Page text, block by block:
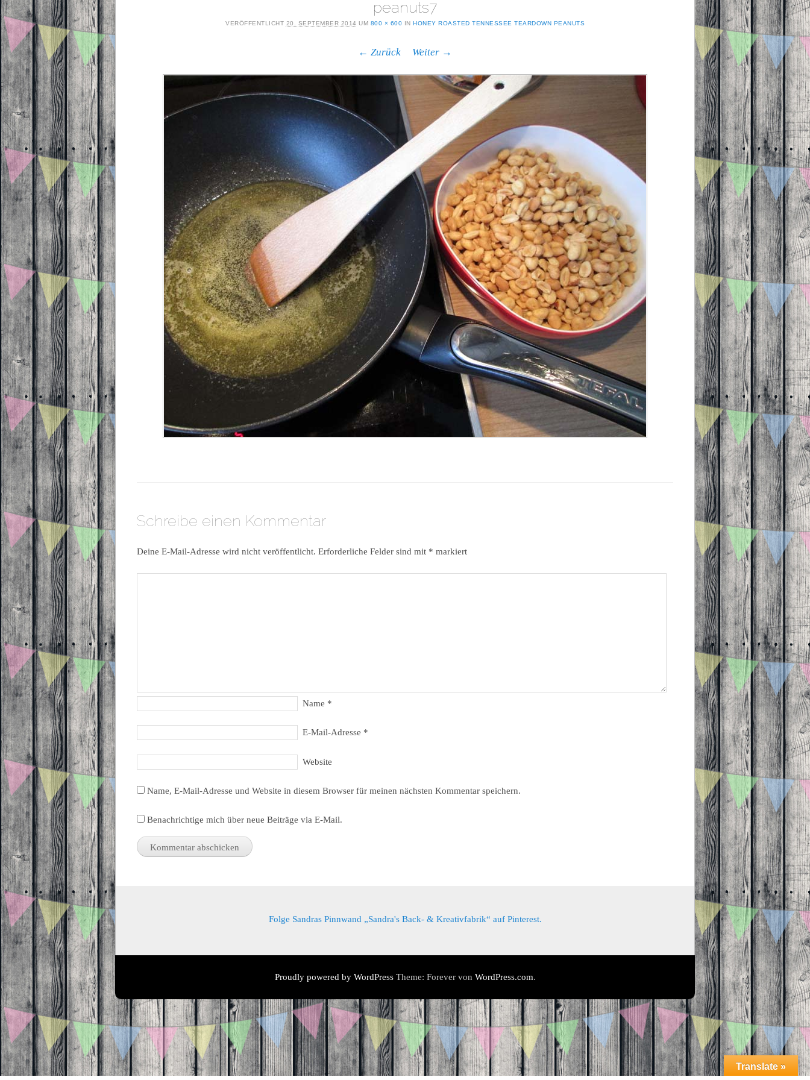
peanuts7
VERÖFFENTLICHT 20. SEPTEMBER 2014 UM 800 × 600 IN HONEY ROASTED TENNESSEE TEARDOWN PEANUTS
← Zurück Weiter →
Schreibe einen Kommentar
Deine E-Mail-Adresse wird nicht veröffentlicht. Erforderliche Felder sind mit * markiert
Name *
E-Mail-Adresse *
Website
Name, E-Mail-Adresse und Website in diesem Browser für meinen nächsten Kommentar speichern.
Benachrichtige mich über neue Beiträge via E-Mail.
Folge Sandras Pinnwand „Sandra's Back- & Kreativfabrik“ auf Pinterest.
Proudly powered by WordPressTheme: Forever von WordPress.com.
Translate »